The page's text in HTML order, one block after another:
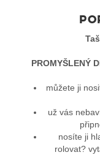
PROMYŠLENÝ
můžete ji
už vás
nosíte ji
rolovat?